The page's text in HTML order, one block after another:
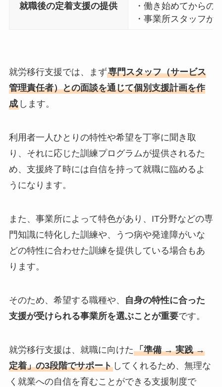
就職後の定着支援の提供
・働き始めてからの
・事業所スタッフが
就労移行支援では、まず専門スタッフ（サービス
管理責任者）との面談を通じて個別支援計画を作
成します。
利用者一人ひとりの特性や希望を丁寧に聞き取
り、それに応じた訓練プログラムが提供されるた
め、支援終了時には自信を持って就職に臨めるよ
うになります。
また、事業所によって特色があり、IT分野などの専
門知識に特化した訓練や、うつ病や発達障がいな
どの特性に合わせた訓練を提供している場合もあ
ります。
そのため、希望する職種や、
自身の特性に合った
支援が受けられる事業所を選ぶことが重要です。
就労移行支援は、就職に向けた「準備 → 実践 →
定着」の3段階でサポートしてくれるため、無理な
く就業への自信を育むことができる支援制度で